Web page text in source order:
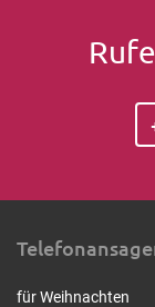
für Weihnachten